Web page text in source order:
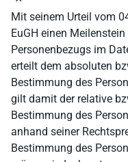
Mit seinem Urteil vom
EuGH einen
Personenbezugs im
erteilt dem absoluten
Bestimmung des
gilt damit der relative
Bestimmung des
anhand seiner
Bestimmung des